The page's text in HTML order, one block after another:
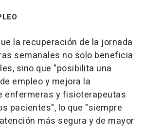
la recuperación de la jornada
semanales no solo beneficia
sino que "posibilita una
empleo y mejora la
enfermeras y fisioterapeutas
pacientes", lo que "siempre
más segura y de mayor